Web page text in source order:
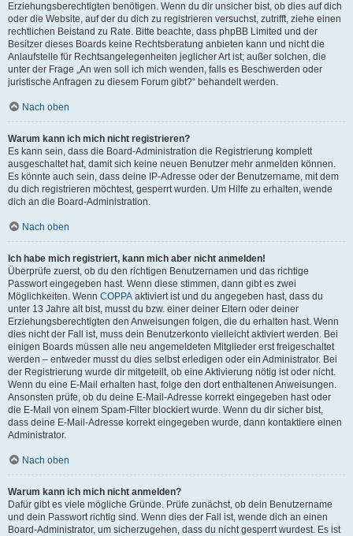
Erziehungsberechtigten benötigen. Wenn du dir unsicher bist, ob dies auf dich
oder die Website, auf der du dich zu registrieren versuchst, zutrifft, ziehe einen
rechtlichen Beistand zu Rate. Bitte beachte, dass phpBB Limited und der
Besitzer dieses Boards keine Rechtsberatung anbieten kann und nicht die
Anlaufstelle für Rechtsangelegenheiten jeglicher Art ist; außer solchen, die
unter der Frage „An wen soll ich mich wenden, falls es Beschwerden oder
juristische Anfragen zu diesem Forum gibt?“ behandelt werden.
Nach oben
Warum kann ich mich nicht registrieren?
Es kann sein, dass die Board-Administration die Registrierung komplett
ausgeschaltet hat, damit sich keine neuen Benutzer mehr anmelden können.
Es könnte auch sein, dass deine IP-Adresse oder der Benutzername, mit dem
du dich registrieren möchtest, gesperrt wurden. Um Hilfe zu erhalten, wende
dich an die Board-Administration.
Nach oben
Ich habe mich registriert, kann mich aber nicht anmelden!
Überprüfe zuerst, ob du den richtigen Benutzernamen und das richtige
Passwort eingegeben hast. Wenn diese stimmen, dann gibt es zwei
Möglichkeiten. Wenn COPPA aktiviert ist und du angegeben hast, dass du
unter 13 Jahre alt bist, musst du bzw. einer deiner Eltern oder deiner
Erziehungsberechtigten den Anweisungen folgen, die du erhalten hast. Wenn
dies nicht der Fall ist, muss dein Benutzerkonto vielleicht aktiviert werden. Bei
einigen Boards müssen alle neu angemeldeten Mitglieder erst freigeschaltet
werden – entweder musst du dies selbst erledigen oder ein Administrator. Bei
der Registrierung wurde dir mitgeteilt, ob eine Aktivierung nötig ist oder nicht.
Wenn du eine E-Mail erhalten hast, folge den dort enthaltenen Anweisungen.
Ansonsten prüfe, ob du deine E-Mail-Adresse korrekt eingegeben hast oder
die E-Mail von einem Spam-Filter blockiert wurde. Wenn du dir sicher bist,
dass deine E-Mail-Adresse korrekt eingegeben wurde, dann kontaktiere einen
Administrator.
Nach oben
Warum kann ich mich nicht anmelden?
Dafür gibt es viele mögliche Gründe. Prüfe zunächst, ob dein Benutzername
und dein Passwort richtig sind. Wenn dies der Fall ist, wende dich an einen
Board-Administrator, um sicherzugehen, dass du nicht gesperrt wurdest. Es ist